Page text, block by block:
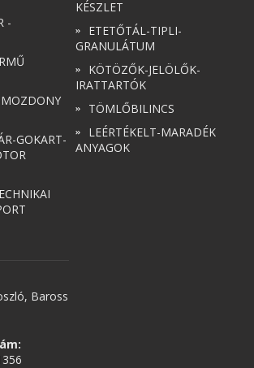
-
MOZDONY
GOKART-
KÉSZLET
ETETŐTÁL-TIPLI-
GRANULÁTUM
KÖTÖZŐK-JELÖLŐK-
IRATTARTÓK
TÖMLŐBILINCS
LEÉRTÉKELT-MARADÉK
ANYAGOK
Baross